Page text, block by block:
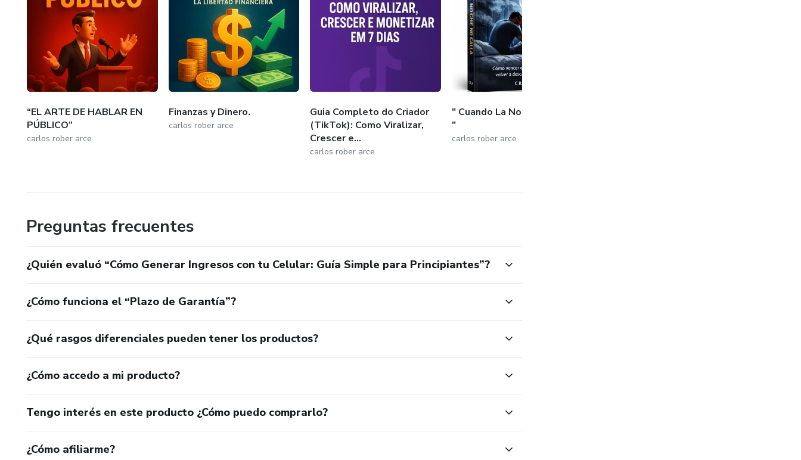
“EL ARTE DE HABLAR EN
PÚBLICO”
carlos rober arce
Finanzas y Dinero.
carlos rober arce
Guia Completo do Criador
(TikTok): Como Viralizar,
Crescer e...
carlos rober arce
" Cuando La Noche No Calla
"
carlos rober arce
Preguntas frecuentes
¿Quién evaluó “Cómo Generar Ingresos con tu Celular: Guía Simple para Principiantes”?
¿Cómo funciona el “Plazo de Garantía”?
¿Qué rasgos diferenciales pueden tener los productos?
¿Cómo accedo a mi producto?
Tengo interés en este producto ¿Cómo puedo comprarlo?
¿Cómo afiliarme?